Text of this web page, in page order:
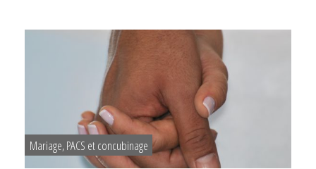
Mariage, PACS et concubinage